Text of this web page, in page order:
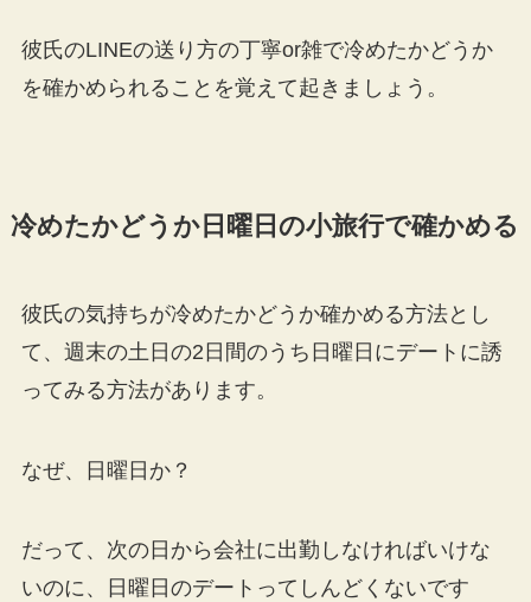
彼氏のLINEの送り方の丁寧or雑で冷めたかどうか
を確かめられることを覚えて起きましょう。
冷めたかどうか日曜日の小旅行で確かめる
彼氏の気持ちが冷めたかどうか確かめる方法とし
て、週末の土日の2日間のうち日曜日にデートに誘
ってみる方法があります。
なぜ、日曜日か？
だって、次の日から会社に出勤しなければいけな
いのに、日曜日のデートってしんどくないです